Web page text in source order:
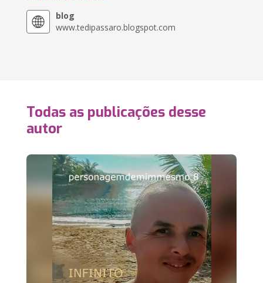
blog
www.tedipassaro.blogspot.com
Todas as publicações desse
autor